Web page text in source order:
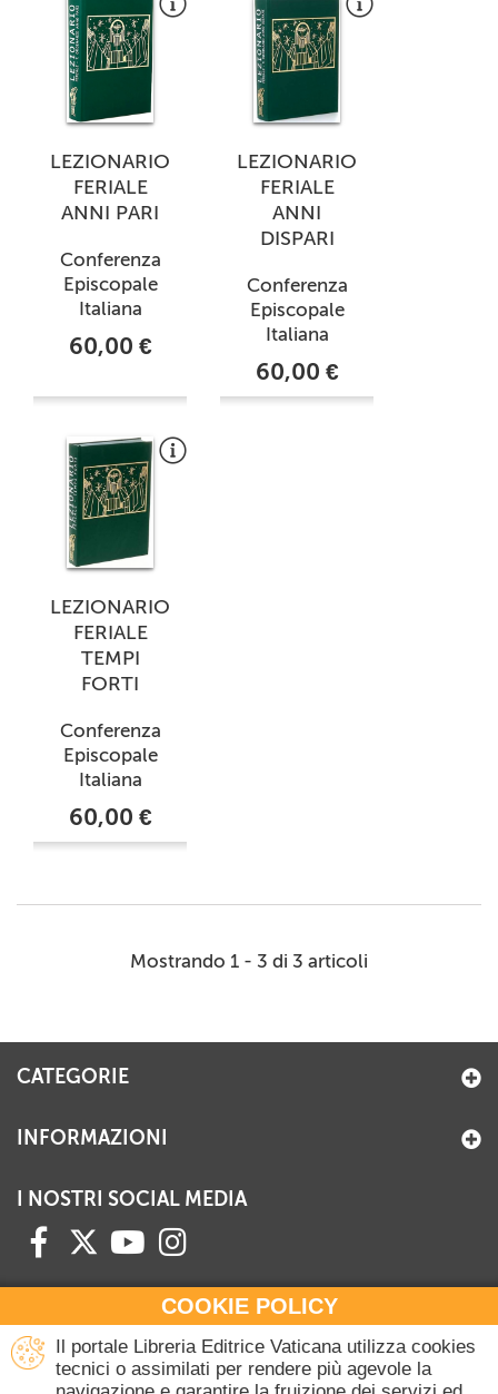
AUTORI VARI
LEZIONARIO
FERIALE
ANNI PARI
Conferenza
Episcopale
Italiana
60,00 €
LEZIONARIO
FERIALE
ANNI
DISPARI
Conferenza
Episcopale
Italiana
60,00 €
LEZIONARIO
FERIALE
TEMPI
FORTI
Conferenza
Episcopale
Italiana
60,00 €
Mostrando 1 - 3 di 3 articoli
COOKIE POLICY
Il portale Libreria Editrice Vaticana utilizza cookies
tecnici o assimilati per rendere più agevole la
CATEGORIE
INFORMAZIONI
I NOSTRI SOCIAL MEDIA
HAI BISOGNO DI INFORMAZIONI?
Contattaci all'Ufficio Commerciale